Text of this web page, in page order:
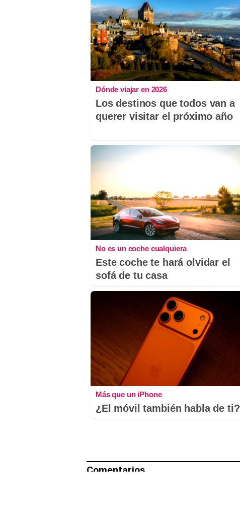
Dónde viajar en 2026
Los destinos que todos van a
querer visitar el próximo año
No es un coche cualquiera
Este coche te hará olvidar el
sofá de tu casa
Más que un iPhone
¿El móvil también habla de ti?
Comentarios